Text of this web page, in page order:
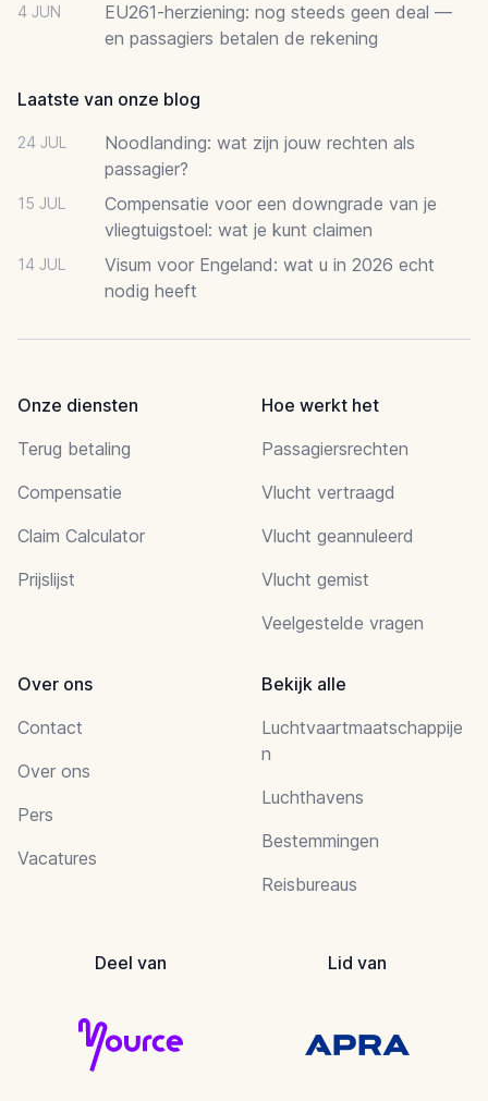
4 JUN
EU261-herziening: nog steeds geen deal —
en passagiers betalen de rekening
Laatste van onze blog
24 JUL
Noodlanding: wat zijn jouw rechten als
passagier?
15 JUL
Compensatie voor een downgrade van je
vliegtuigstoel: wat je kunt claimen
14 JUL
Visum voor Engeland: wat u in 2026 echt
nodig heeft
Onze diensten
Terug betaling
Compensatie
Claim Calculator
Prijslijst
Hoe werkt het
Passagiersrechten
Vlucht vertraagd
Vlucht geannuleerd
Vlucht gemist
Veelgestelde vragen
Over ons
Contact
Over ons
Pers
Vacatures
Bekijk alle
Luchtvaartmaatschappije
n
Luchthavens
Bestemmingen
Reisbureaus
Deel van Lid van